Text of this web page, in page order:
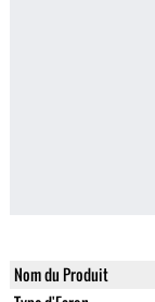
Nom du Produit